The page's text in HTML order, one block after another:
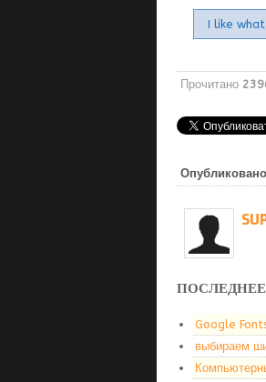
I like
Прочитано
ПОСЛЕДНЕЕ
Google
выбираем